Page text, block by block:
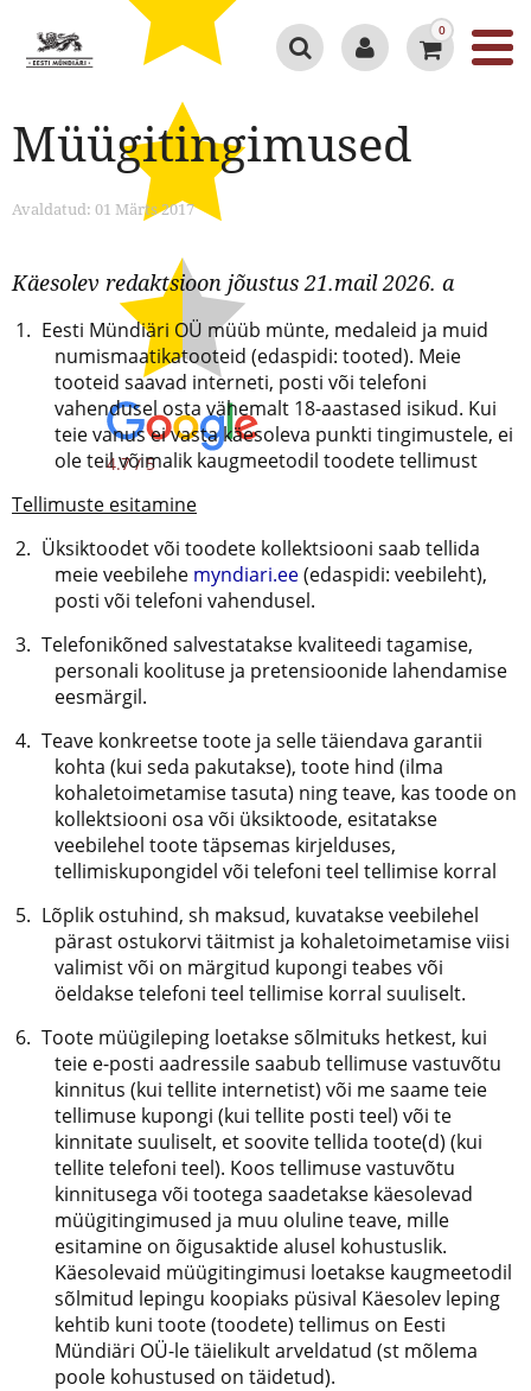
4.7 / 5
0
Müügitingimused
Avaldatud: 01 Märts 2017
Käesolev redaktsioon jõustus 21.mail 2026. a
Eesti Mündiäri OÜ müüb münte, medaleid ja muid
numismaatikatooteid (edaspidi: tooted). Meie
tooteid saavad interneti, posti või telefoni
vahendusel osta vähemalt 18-aastased isikud. Kui
teie vanus ei vasta käesoleva punkti tingimustele, ei
ole teil võimalik kaugmeetodil toodete tellimust
Tellimuste esitamine
Üksiktoodet või toodete kollektsiooni saab tellida
meie veebilehe myndiari.ee(edaspidi: veebileht),
posti või telefoni vahendusel.
Telefonikõned salvestatakse kvaliteedi tagamise,
personali koolituse ja pretensioonide lahendamise
eesmärgil.
Teave konkreetse toote ja selle täiendava garantii
kohta (kui seda pakutakse), toote hind (ilma
kohaletoimetamise tasuta) ning teave, kas toode on
kollektsiooni osa või üksiktoode, esitatakse
veebilehel toote täpsemas kirjelduses,
tellimiskupongidel või telefoni teel tellimise korral
Lõplik ostuhind, sh maksud, kuvatakse veebilehel
pärast ostukorvi täitmist ja kohaletoimetamise viisi
valimist või on märgitud kupongi teabes või
öeldakse telefoni teel tellimise korral suuliselt.
Toote müügileping loetakse sõlmituks hetkest, kui
teie e-posti aadressile saabub tellimuse vastuvõtu
kinnitus (kui tellite internetist) või me saame teie
tellimuse kupongi (kui tellite posti teel) või te
kinnitate suuliselt, et soovite tellida toote(d) (kui
tellite telefoni teel). Koos tellimuse vastuvõtu
kinnitusega või tootega saadetakse käesolevad
müügitingimused ja muu oluline teave, mille
esitamine on õigusaktide alusel kohustuslik.
Käesolevaid müügitingimusi loetakse kaugmeetodil
sõlmitud lepingu koopiaks püsival Käesolev leping
kehtib kuni toote (toodete) tellimus on Eesti
Mündiäri OÜ-le täielikult arveldatud (st mõlema
poole kohustused on täidetud).